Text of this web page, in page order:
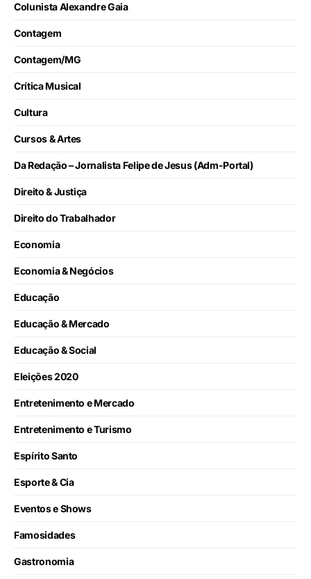
Colunista Alexandre Gaia
Contagem
Contagem/MG
Crítica Musical
Cultura
Cursos & Artes
Da Redação – Jornalista Felipe de Jesus (Adm-Portal)
Direito & Justiça
Direito do Trabalhador
Economia
Economia & Negócios
Educação
Educação & Mercado
Educação & Social
Eleições 2020
Entretenimento e Mercado
Entretenimento e Turismo
Espírito Santo
Esporte & Cia
Eventos e Shows
Famosidades
Gastronomia